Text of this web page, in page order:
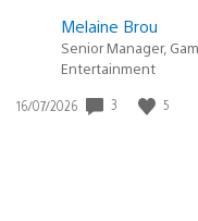
Melaine Brou
Senior Manager,
Entertainment
Data
16/07/2026 3 5